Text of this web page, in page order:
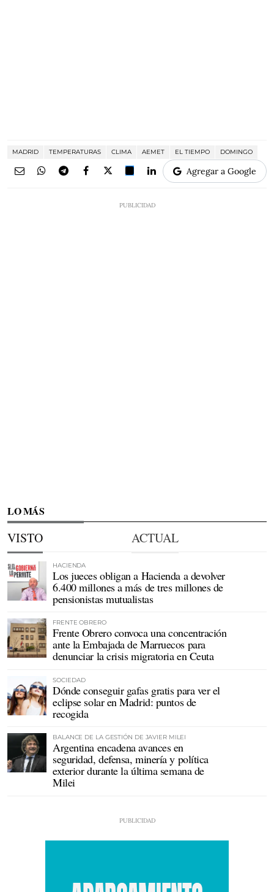
MADRID TEMPERATURAS CLIMA AEMET EL TIEMPO DOMINGO
Agregar a Google
LO MÁS
VISTO ACTUAL
HACIENDA
Los jueces obligan a Hacienda a devolver
6.400 millones a más de tres millones de
pensionistas mutualistas
FRENTE OBRERO
Frente Obrero convoca una concentración
ante la Embajada de Marruecos para
denunciar la crisis migratoria en Ceuta
SOCIEDAD
Dónde conseguir gafas gratis para ver el
eclipse solar en Madrid: puntos de
recogida
BALANCE DE LA GESTIÓN DE JAVIER MILEI
Argentina encadena avances en
seguridad, defensa, minería y política
exterior durante la última semana de
Milei